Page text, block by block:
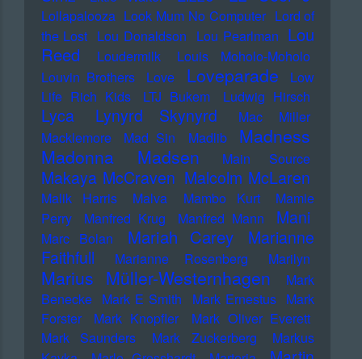
Lollapalooza Look Mum No Computer Lord of
the Lost Lou Donaldson Lou Pearlman Lou
Reed
Loudermilk
Louis Moholo-Moholo
Louvin Brothers
Love Loveparade
Low
Life Rich Kids
LTJ Bukem Ludwig Hirsch
Lyca Lynyrd Skynyrd
Mac Miller
Macklemore
Mad Sin Madlib
Madness
Madonna
Madsen Main Source
Makaya McCraven Malcolm McLaren
Malik Harris Malva Mambo Kurt
Mamie
Perry
Manfred Krug Manfred Mann Mani
Marc Bolan Mariah Carey
Marianne
Faithfull
Marianne Rosenberg Marilyn
Marius Müller-Westernhagen
Mark
Benecke Mark E Smith Mark Ernestus Mark
Forster
Mark Knopfler
Mark Oliver Everett
Mark Saunders
Mark Zuckerberg
Markus